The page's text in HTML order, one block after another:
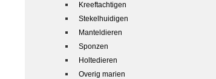
Kreeftachtigen
Stekelhuidigen
Manteldieren
Sponzen
Holtedieren
Overig marien